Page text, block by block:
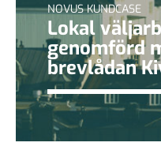
NOVUS KUNDCASE
Lokal
genomförd
brevlådan